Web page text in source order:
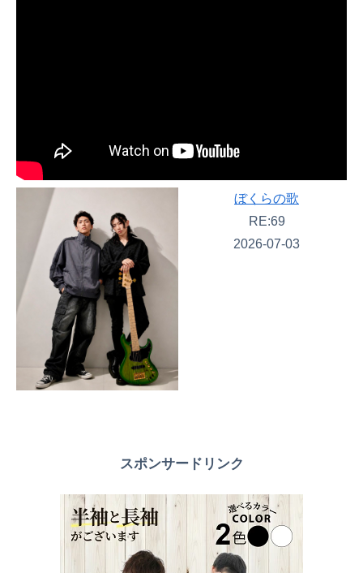
ぼくらの歌
RE:69
2026-07-03
スポンサードリンク